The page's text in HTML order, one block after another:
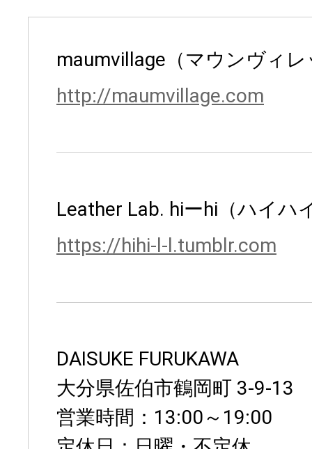
maumvillage（マウンヴィ
http://maumvillage.com
Leather Lab. hiーhi（ハイハ
https://hihi-l-l.tumblr.com
DAISUKE FURUKAWA
大分県佐伯市鶴岡町 3-9-13
営業時間：13:00～19:00